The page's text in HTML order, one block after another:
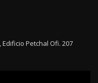
Petchal Ofi. 207